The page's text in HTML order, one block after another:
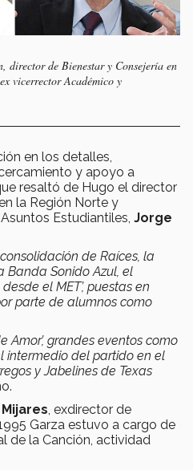
director de Bienestar y Consejería en
vicerrector Académico y
en los detalles,
y apoyo a
resaltó de Hugo el director
la Región Norte y
Estudiantiles, Jorge
de Raíces, la
Banda Sonido Azul, el
el MET’, puestas en
parte de alumnos como
Amor’, grandes eventos como
intermedio del partido en el
y Jabelines de Texas
, exdirector de
Garza estuvo a cargo de
de la Canción, actividad